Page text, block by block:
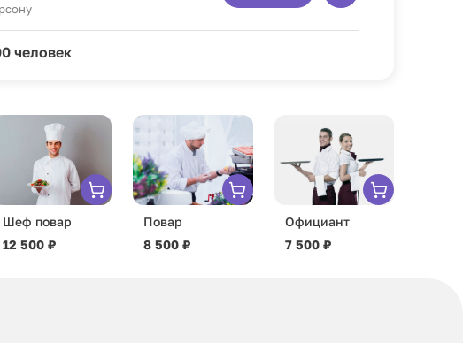
человек
Шеф повар
12 500 ₽
Повар
8 500 ₽
Официант
7 500 ₽